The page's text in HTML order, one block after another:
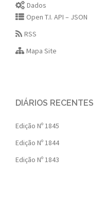
Dados
Open T.I. API – JSON
RSS
Mapa Site
DIÁRIOS RECENTES
Edição Nº 1845
Edição Nº 1844
Edição Nº 1843